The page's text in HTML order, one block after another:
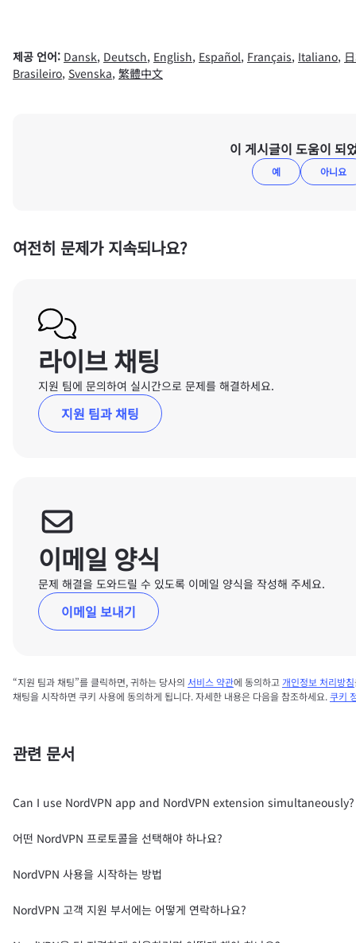
제공 언어: Dansk, Deutsch, English, Español, Français, Italiano,
Brasileiro, Svenska, 繁體中文
이 게시글이 도움이 되
예 아니요
여전히 문제가 지속되나요?
라이브 채팅
지원 팀에 문의하여 실시간으로 문제를 해결하세요.
지원 팀과 채팅
이메일 양식
문제 해결을 도와드릴 수 있도록 이메일 양식을 작성해 주세요.
이메일 보내기
“지원 팀과 채팅”를 클릭하면, 귀하는 당사의 서비스 약관에 동의하고 개인정보 처리방침
채팅을 시작하면 쿠키 사용에 동의하게 됩니다. 자세한 내용은 다음을 참조하세요.쿠키
관련 문서
Can I use NordVPN app and NordVPN extension simultaneously?
어떤 NordVPN 프로토콜을 선택해야 하나요?
NordVPN 사용을 시작하는 방법
NordVPN 고객 지원 부서에는 어떻게 연락하나요?